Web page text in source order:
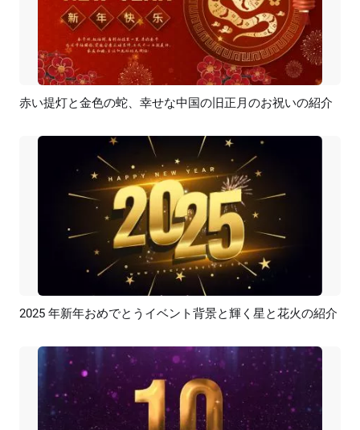
プレビュー AI再生成
赤い提灯と金色の蛇、幸せな中国の旧正月のお祝いの紹介
プレビュー カスタマイズ
2025 年新年おめでとうイベント背景と輝く星と花火の紹介